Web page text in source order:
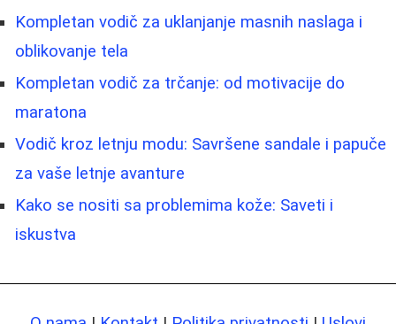
Kompletan vodič za uklanjanje masnih naslaga i
oblikovanje tela
Kompletan vodič za trčanje: od motivacije do
maratona
Vodič kroz letnju modu: Savršene sandale i papuče
za vaše letnje avanture
Kako se nositi sa problemima kože: Saveti i
iskustva